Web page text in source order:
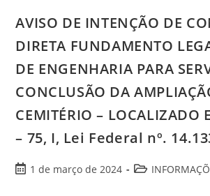
AVISO DE INTENÇÃO DE
DIRETA FUNDAMENTO
DE ENGENHARIA PARA
CONCLUSÃO DA
CEMITÉRIO – LOCALIZADO
– 75, I, Lei Federal nº.
1 de março de 2024